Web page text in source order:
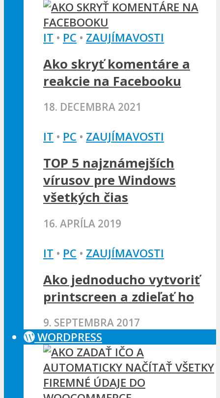
IT • PC • ZAUJÍMAVOSTI
Ako skryť komentáre a
reakcie na Facebooku
18. DECEMBRA 2021
IT • PC • ZAUJÍMAVOSTI
TOP 5 najznámejších
vírusov pre Windows
všetkých čias
16. APRÍLA 2019
IT • PC • ZAUJÍMAVOSTI
Ako jednoducho vytvoriť
printscreen a zdieľať ho
9. SEPTEMBRA 2017
WORDPRESS